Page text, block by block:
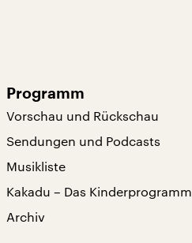
Programm
Vorschau und Rückschau
Sendungen und Podcasts
Musikliste
Kakadu – Das Kinderprogramm
Archiv